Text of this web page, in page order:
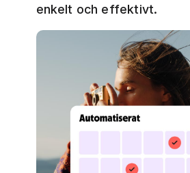
enkelt och effektivt.